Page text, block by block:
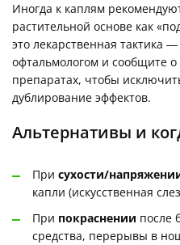
Иногда к каплям
растительной основе как
это лекарственная тактика —
офтальмологом и сообщите
препаратах, чтобы
дублирование эффектов.
Альтернативы и
При сухости/
капли (искусственная
При покраснении после
средства, перерывы в